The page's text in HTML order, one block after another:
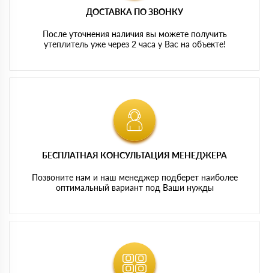
ДОСТАВКА ПО ЗВОНКУ
После уточнения наличия вы можете получить
утеплитель уже через 2 часа у Вас на объекте!
БЕСПЛАТНАЯ КОНСУЛЬТАЦИЯ МЕНЕДЖЕРА
Позвоните нам и наш менеджер подберет наиболее
оптимальный вариант под Ваши нужды